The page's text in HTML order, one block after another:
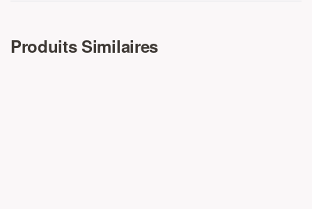
Produits Similaires